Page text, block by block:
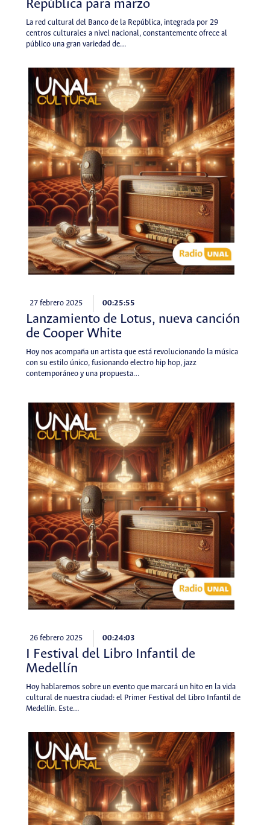
República para marzo
La red cultural del Banco de la República, integrada por 29
centros culturales a nivel nacional, constantemente ofrece al
público una gran variedad de…
27 febrero 2025 00:25:55
Lanzamiento de Lotus, nueva canción
de Cooper White
Hoy nos acompaña un artista que está revolucionando la música
con su estilo único, fusionando electro hip hop, jazz
contemporáneo y una propuesta…
26 febrero 2025 00:24:03
I Festival del Libro Infantil de
Medellín
Hoy hablaremos sobre un evento que marcará un hito en la vida
cultural de nuestra ciudad: el Primer Festival del Libro Infantil de
Medellín. Este…